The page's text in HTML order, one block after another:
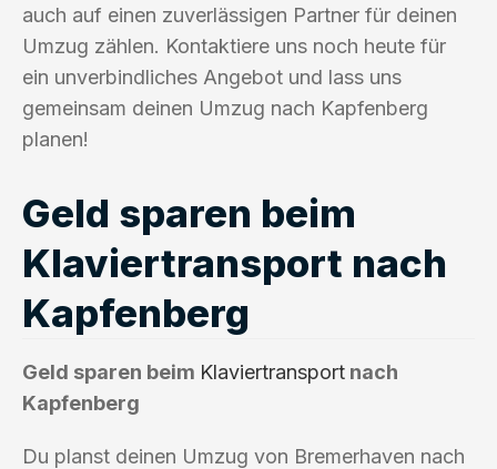
auch auf einen zuverlässigen Partner für deinen
Umzug zählen. Kontaktiere uns noch heute für
ein unverbindliches Angebot und lass uns
gemeinsam deinen Umzug nach Kapfenberg
planen!
Geld sparen beim
Klaviertransport nach
Kapfenberg
Geld sparen beim Klaviertransport nach
Kapfenberg
Du planst deinen Umzug von Bremerhaven nach